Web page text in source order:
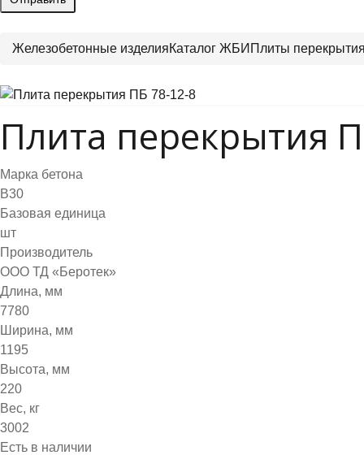
Железобетонные изделияКаталог ЖБИ Плиты
Плита перекрытия
Марка бетона
B30
Базовая единица
шт
Производитель
ООО ТД «Беротек»
Длина, мм
7780
Ширина, мм
1195
Высота, мм
220
Вес, кг
3002
Есть в наличии